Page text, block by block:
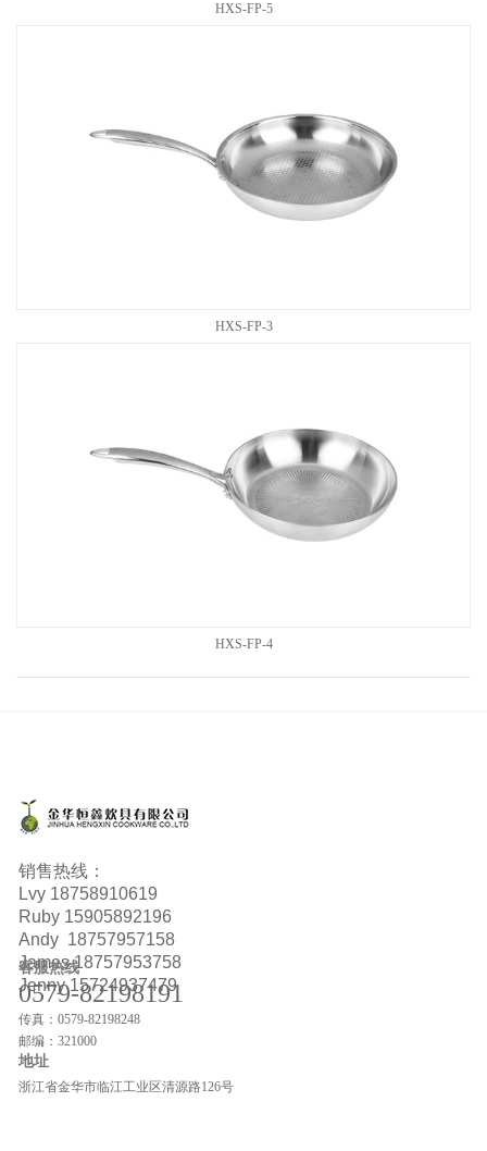
HXS-FP-5
HXS-FP-3
HXS-FP-4
销售热线：
Lvy 18758910619
Ruby 15905892196
Andy 18757957158
James 18757953758
Jenny 15724937479
客服热线
0579-82198191
传真：0579-82198248
邮编：321000
地址
浙江省金华市临江工业区清源路126号